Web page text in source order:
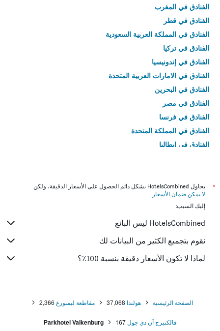
الفنادق في المغرب
الفنادق في قطر
الفنادق في المملكة العربية السعودية
الفنادق في تركيا
الفنادق في إندونيسيا
الفنادق في الامارات العربية المتحدة
الفنادق في البحرين
الفنادق في مصر
الفنادق في فرنسا
الفنادق في المملكة المتحدة
الفنادق في إيطاليا
*
يحاول HotelsCombined بشكل دائم الحصول على الأسعار الدقيقة، ولكن
لا يمكن ضمان الأسعار .
إليك السبب:
HotelsCombined ليس البائع
نقوم بتجميع الكثير من البيانات لك
لماذا لا تكون الأسعار دقيقة بنسبة 100٪؟
الصفحة الرئيسية هولندا 37,068 مقاطعة ليمبورغ 2,366
فالكنبرج آن دي جول 167
Parkhotel Valkenburg